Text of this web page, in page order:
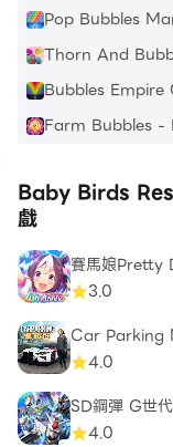
Pop Bubbles
Thorn And
Bubbles Empire
Farm Bubbles -
Baby Birds
戲
賽馬娘Pretty
3.0
Car Parking
4.0
SD鋼彈 G世
4.0